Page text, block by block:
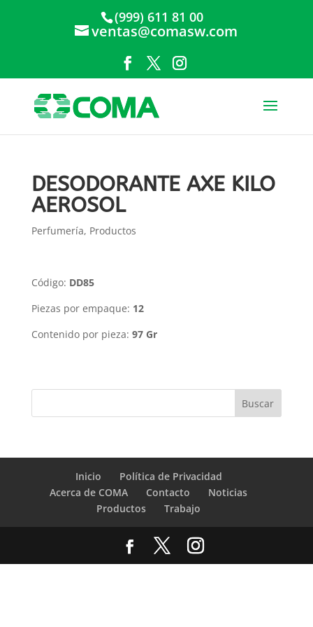
(999) 611 81 00
ventas@comasw.com
DESODORANTE AXE KILO
AEROSOL
Perfumería, Productos
Código: DD85
Piezas por empaque: 12
Contenido por pieza: 97 Gr
Inicio
Política de Privacidad
Acerca de COMA
Contacto
Noticias
Productos
Trabajo